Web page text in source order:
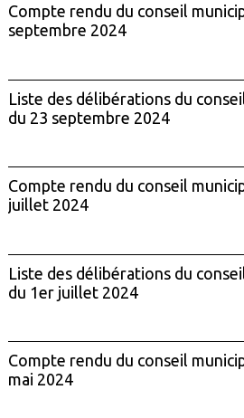
Compte rendu du conseil
septembre 2024
Liste des délibérations du
du 23 septembre 2024
Compte rendu du conseil
juillet 2024
Liste des délibérations du
du 1er juillet 2024
Compte rendu du conseil
mai 2024